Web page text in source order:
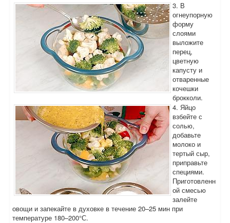
3. В
огнеупорную
форму
слоями
выложите
перец,
цветную
капусту и
отваренные
кочешки
брокколи.
4. Яйцо
взбейте с
солью,
добавьте
молоко и
тертый сыр,
приправьте
специями.
Приготовленн
ой смесью
залейте
овощи и запекайте в духовке в течение 20–25 мин при
температуре 180–200°С.